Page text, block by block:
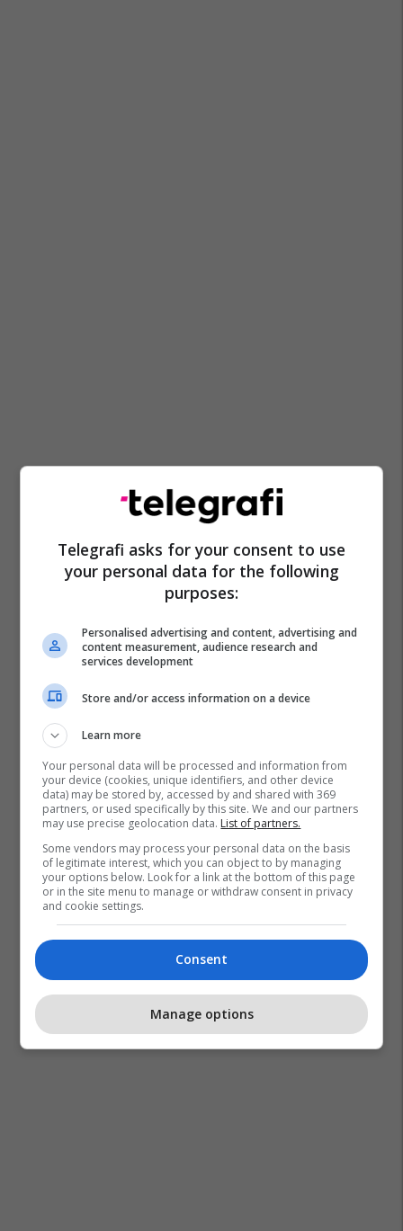
Telegrafi asks for your consent to use
your personal data for the following
purposes:
Personalised advertising and content, advertising and
content measurement, audience research and
services development
Store and/or access information on a device
Learn more
Your personal data will be processed and information from
your device (cookies, unique identifiers, and other device
data) may be stored by, accessed by and shared with 369
partners, or used specifically by this site. We and our partners
may use precise geolocation data. List of partners.
Some vendors may process your personal data on the basis
of legitimate interest, which you can object to by managing
your options below. Look for a link at the bottom of this page
or in the site menu to manage or withdraw consent in privacy
and cookie settings.
Consent
Manage options